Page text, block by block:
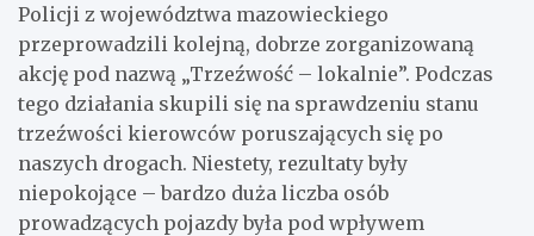
Policji z województwa mazowieckiego
przeprowadzili kolejną, dobrze zorganizowaną
akcję pod nazwą „Trzeźwość – lokalnie”. Podczas
tego działania skupili się na sprawdzeniu stanu
trzeźwości kierowców poruszających się po
naszych drogach. Niestety, rezultaty były
niepokojące – bardzo duża liczba osób
prowadzących pojazdy była pod wpływem